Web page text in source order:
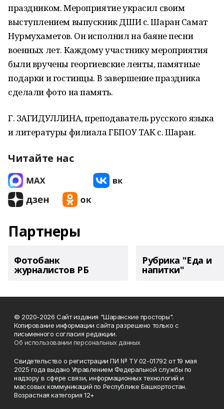
праздником. Мероприятие украсил своим
выступлением выпускник ДШИ с. Шаран Самат
Нурмухаметов. Он исполнил на баяне песни
военных лет. Каждому участнику мероприятия
были вручены георгиевские ленты, памятные
подарки и гостинцы. В завершение праздника
сделали фото на память.
Г. ЗАГИДУЛЛИНА, преподаватель русского языка
и литературы филиала ГБПОУ ТАК с. Шаран.
Читайте нас
Партнеры
Фотобанк
журналистов РБ
Рубрика "Еда и
напитки"
© 2020-2026 Сайт издания "Шаранские просторы".
Копирование информации сайта разрешено только с
письменного согласия редакции.
Об использовании персональных данных
Свидетельство о регистрации ПИ № ТУ 02-01792 от 19 мая
2025 года выдано Управлением Федеральной службы по
надзору в сфере связи, информационных технологий и
массовых коммуникаций по Республике Башкортостан.
Возрастная категория 12+